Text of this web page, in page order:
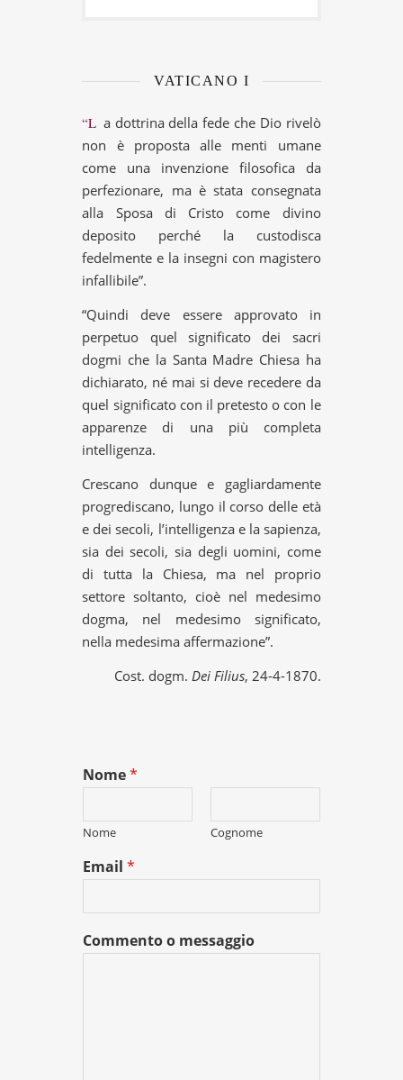
VATICANO I
“La dottrina della fede che Dio rivelò
non è proposta alle menti umane
come una invenzione filosofica da
perfezionare, ma è stata consegnata
alla Sposa di Cristo come divino
deposito perché la custodisca
fedelmente e la insegni con magistero
infallibile”.
“Quindi deve essere approvato in
perpetuo quel significato dei sacri
dogmi che la Santa Madre Chiesa ha
dichiarato, né mai si deve recedere da
quel significato con il pretesto o con le
apparenze di una più completa
intelligenza.
Crescano dunque e gagliardamente
progrediscano, lungo il corso delle età
e dei secoli, l’intelligenza e la sapienza,
sia dei secoli, sia degli uomini, come
di tutta la Chiesa, ma nel proprio
settore soltanto, cioè nel medesimo
dogma, nel medesimo significato,
nella medesima affermazione”.
Cost. dogm. Dei Filius, 24-4-1870.
Nome*
Nome Cognome
Email*
Commento o messaggio